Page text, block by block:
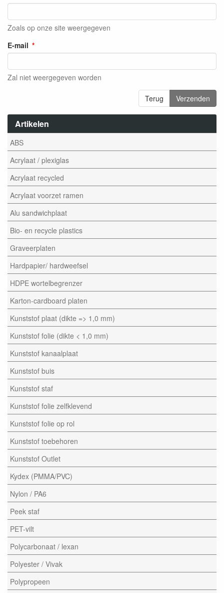
Artikelen
ABS
Acrylaat / plexiglas
Acrylaat recycled
Acrylaat voorzet ramen
Alu sandwichplaat
Bio- en recycle plastics
Graveerplaten
Hardpapier/ hardweefsel
HDPE wortelbegrenzer
Karton-cardboard platen
Kunststof plaat (dikte => 1,0 mm)
Kunststof folie (dikte < 1,0 mm)
Kunststof kanaalplaat
Kunststof buis
Kunststof staf
Kunststof folie zelfklevend
Kunststof folie op rol
Kunststof toebehoren
Kunststof Outlet
Kydex (PMMA/PVC)
Nylon / PA6
Peek staf
PET-vilt
Polycarbonaat / lexan
Polyester / Vivak
Polypropeen
Zoals op onze site weergegeven
E-mail
Zal niet weergegeven worden
Terug Verzenden